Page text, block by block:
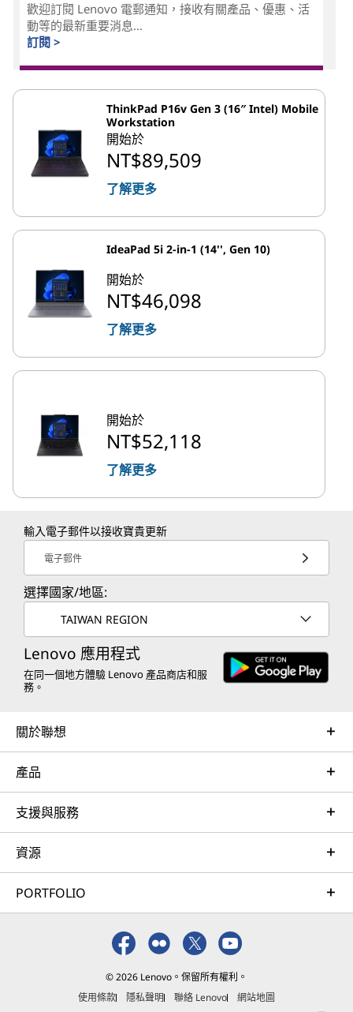
歡迎訂閱 Lenovo 電郵通知，接收有關產品、優惠、活
動等的最新重要消息...
訂閱 >
ThinkPad P16v Gen 3 (16″ Intel) Mobile
Workstation
開始於
NT$89,509
了解更多
IdeaPad 5i 2-in-1 (14'', Gen 10)
開始於
NT$46,098
了解更多
開始於
NT$52,118
了解更多
輸入電子郵件以接收寶貴更新
電子郵件
選擇國家/地區:
TAIWAN REGION
Lenovo 應用程式
在同一個地方體驗 Lenovo 產品商店和服
務。
關於聯想
產品
支援與服務
資源
PORTFOLIO
© 2026 Lenovo。保留所有權利。
使用條款
隱私聲明 聯絡 Lenovo 網站地圖